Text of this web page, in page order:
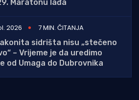
Maratonu lađa
2026
7 MIN. ČITANJA
sidrišta nisu „stečeno
– Vrijeme je da uredimo
od Umaga do Dubrovnika